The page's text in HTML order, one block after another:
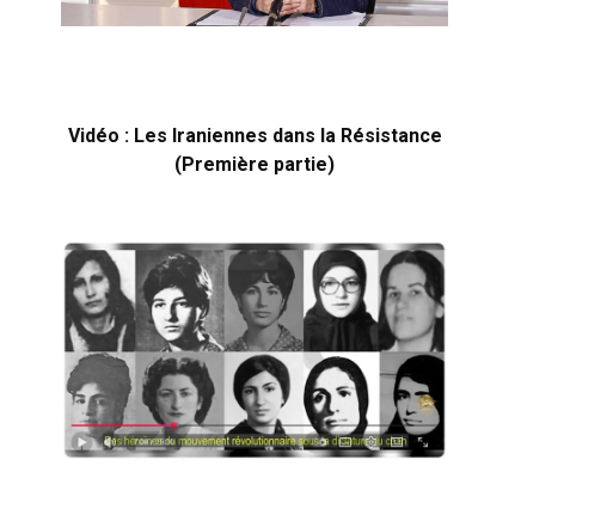
Vidéo : Les Iraniennes dans la Résistance
(Première partie)